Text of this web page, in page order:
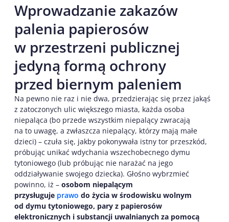
Wprowadzanie zakazów
palenia papierosów
w przestrzeni publicznej
jedyną formą ochrony
przed biernym paleniem
Na pewno nie raz i nie dwa, przedzierając się przez jakąś
z zatoczonych ulic większego miasta, każda osoba
niepaląca (bo przede wszystkim niepalący zwracają
na to uwagę, a zwłaszcza niepalący, którzy mają małe
dzieci) – czuła się, jakby pokonywała istny tor przeszkód,
próbując unikać wdychania wszechobecnego dymu
tytoniowego (lub próbując nie narażać na jego
oddziaływanie swojego dziecka). Głośno wybrzmieć
powinno, iż – osobom niepalącym
przysługuje prawo do życia w środowisku wolnym
od dymu tytoniowego, pary z papierosów
elektronicznych i substancji uwalnianych za pomocą